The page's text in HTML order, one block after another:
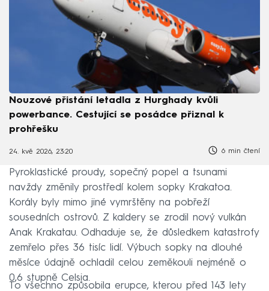
Nouzové přistání letadla z Hurghady kvůli
powerbance. Cestující se posádce přiznal k
prohřešku
24. kvě 2026, 23:20 6 min čtení
Pyroklastické proudy, sopečný popel a tsunami
navždy změnily prostředí kolem sopky Krakatoa.
Korály byly mimo jiné vymrštěny na pobřeží
sousedních ostrovů. Z kaldery se zrodil nový vulkán
Anak Krakatau. Odhaduje se, že důsledkem katastrofy
zemřelo přes 36 tisíc lidí. Výbuch sopky na dlouhé
měsíce údajně ochladil celou zeměkouli nejméně o
0,6 stupně Celsia.
To všechno způsobila erupce, kterou před 143 lety